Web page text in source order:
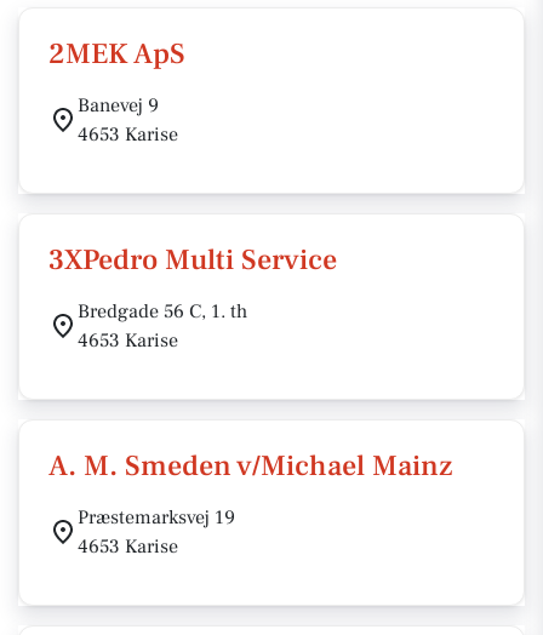
2MEK ApS
Banevej 9
4653 Karise
3XPedro Multi Service
Bredgade 56 C, 1. th
4653 Karise
A. M. Smeden v/Michael Mainz
Præstemarksvej 19
4653 Karise